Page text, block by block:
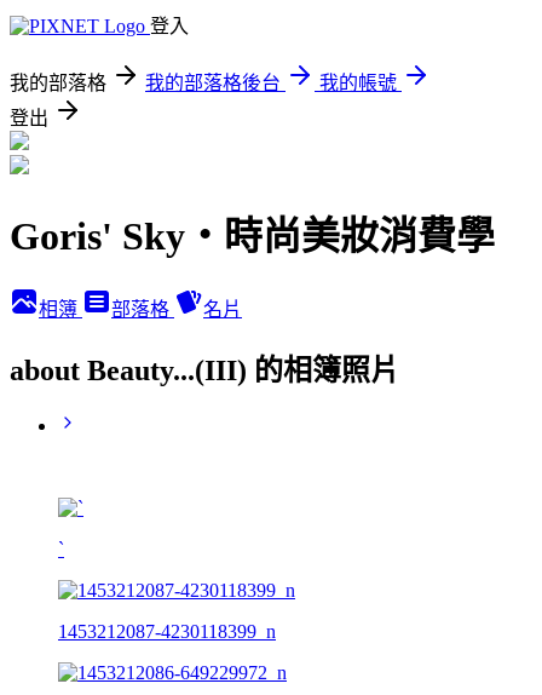
登入
我的部落格 我的部落格後台
我的帳號
登出
Goris' Sky‧時尚美妝消費學
相簿 部落格 名片
about Beauty...(III) 的相簿照片
ˋ
1453212087-4230118399_n